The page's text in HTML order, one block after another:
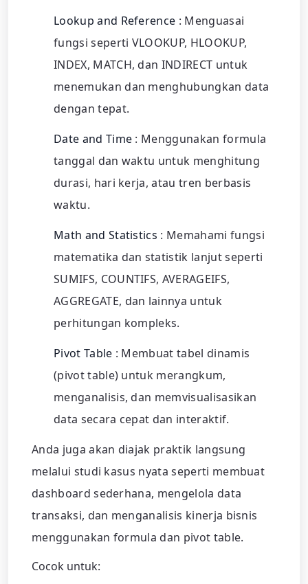
Lookup and Reference : Menguasai
fungsi seperti VLOOKUP, HLOOKUP,
INDEX, MATCH, dan INDIRECT untuk
menemukan dan menghubungkan data
dengan tepat.
Date and Time : Menggunakan formula
tanggal dan waktu untuk menghitung
durasi, hari kerja, atau tren berbasis
waktu.
Math and Statistics : Memahami fungsi
matematika dan statistik lanjut seperti
SUMIFS, COUNTIFS, AVERAGEIFS,
AGGREGATE, dan lainnya untuk
perhitungan kompleks.
Pivot Table : Membuat tabel dinamis
(pivot table) untuk merangkum,
menganalisis, dan memvisualisasikan
data secara cepat dan interaktif.
Anda juga akan diajak praktik langsung
melalui studi kasus nyata seperti membuat
dashboard sederhana, mengelola data
transaksi, dan menganalisis kinerja bisnis
menggunakan formula dan pivot table.
Cocok untuk: